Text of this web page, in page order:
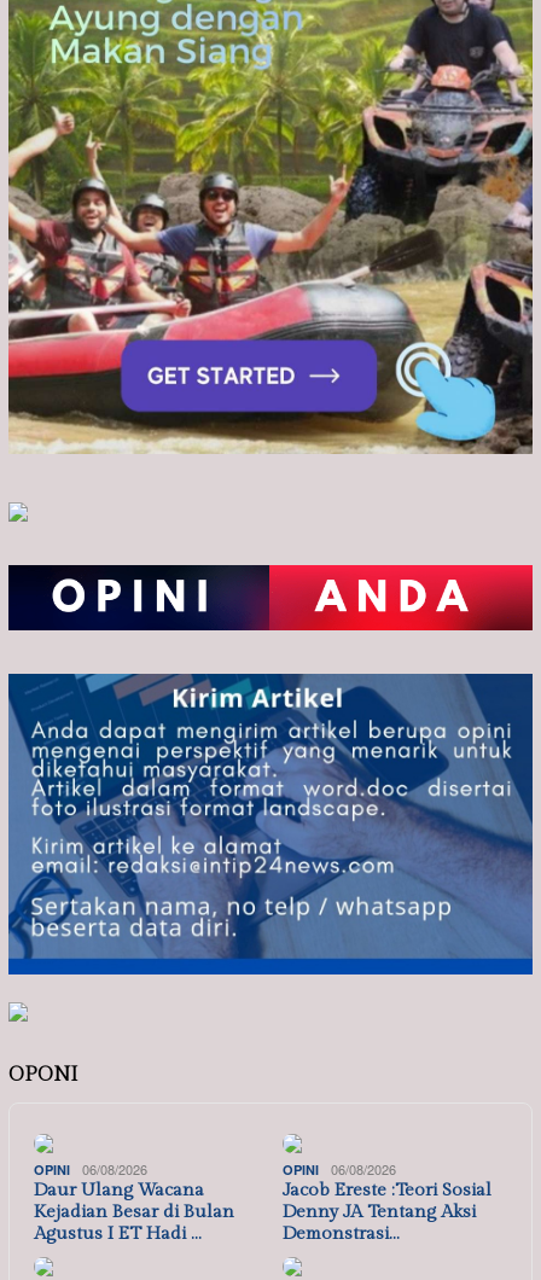
OPONI
OPINI 06/08/2026
Daur Ulang Wacana
Kejadian Besar di Bulan
Agustus I ET Hadi …
OPINI 06/08/2026
Jacob Ereste :Teori Sosial
Denny JA Tentang Aksi
Demonstrasi…